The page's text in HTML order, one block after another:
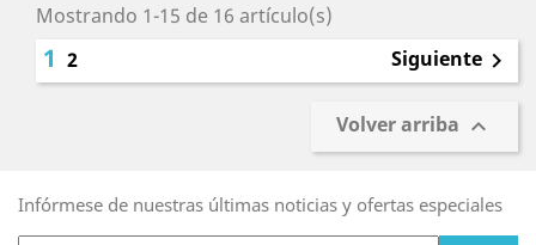
Mostrando 1-15 de 16 artículo(s)
1 2 Siguiente 
Volver arriba 
Infórmese de nuestras últimas noticias y ofertas especiales